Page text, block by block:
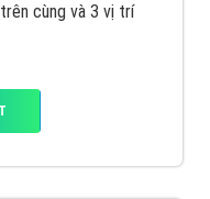
cùng và 3 vị trí